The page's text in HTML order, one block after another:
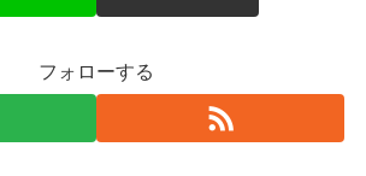
フォローする